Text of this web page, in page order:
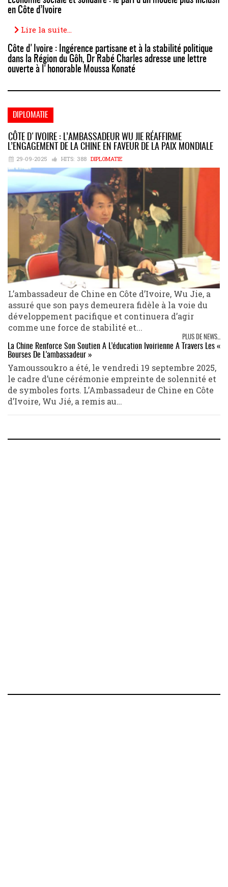
en Côte d’Ivoire
Lire la suite...
Côte d'Ivoire : Ingérence partisane et à la stabilité politique
dans la Région du Gôh, Dr Rabé Charles adresse une lettre
ouverte à l'honorable Moussa Konaté
DIPLOMATIE
CÔTE D'IVOIRE : L’AMBASSADEUR WU JIE RÉAFFIRME
L’ENGAGEMENT DE LA CHINE EN FAVEUR DE LA PAIX MONDIALE
29-09-2025 HITS: 388 DIPLOMATIE
L’ambassadeur de Chine en Côte d’Ivoire, Wu Jie, a
assuré que son pays demeurera fidèle à la voie du
développement pacifique et continuera d’agir
comme une force de stabilité et...
PLUS DE NEWS...
La Chine Renforce Son Soutien À L’éducation Ivoirienne À Travers Les «
Bourses De L’ambassadeur »
Yamoussoukro a été, le vendredi 19 septembre 2025,
le cadre d’une cérémonie empreinte de solennité et
de symboles forts. L’Ambassadeur de Chine en Côte
d’Ivoire, Wu Jié, a remis au…